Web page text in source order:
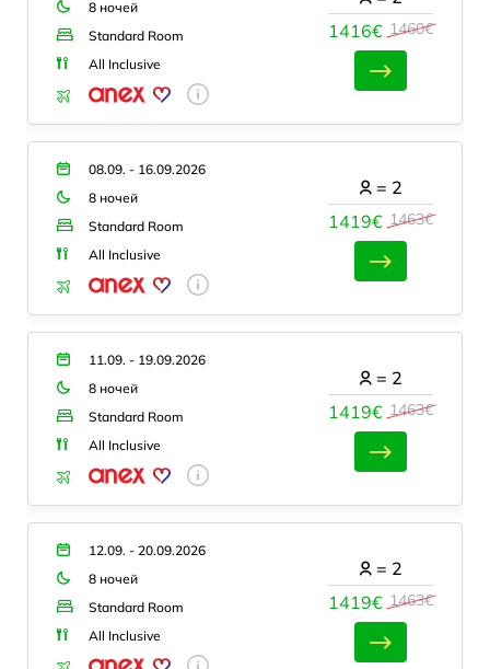
8 ночей
Standard Room
All Inclusive
1416€ 1460€
08.09. - 16.09.2026
8 ночей
Standard Room
All Inclusive
1419€ 1463€
= 2
11.09. - 19.09.2026
8 ночей
Standard Room
All Inclusive
1419€ 1463€
= 2
12.09. - 20.09.2026
8 ночей
Standard Room
All Inclusive
1419€ 1463€
= 2